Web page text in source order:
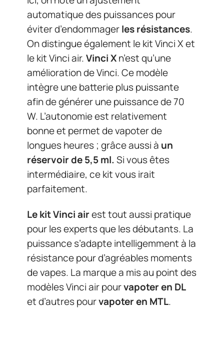
automatique des puissances pour
éviter d’endommagerles résistances.
On distingue également le kit Vinci X et
le kit Vinci air.Vinci Xn’est qu’une
amélioration de Vinci. Ce modèle
intègre une batterie plus puissante
afin de générer une puissance de 70
W. L’autonomie est relativement
bonne et permet de vapoter de
longues heures ; grâce aussi à un
réservoir de 5,5 ml. Si vous êtes
intermédiaire, ce kit vous irait
parfaitement.
Le kit Vinci airest tout aussi pratique
pour les experts que les débutants. La
puissance s’adapte intelligemment à la
résistance pour d’agréables moments
de vapes. La marque a mis au point des
modèles Vinci air pourvapoter en DL
et d’autres pourvapoter en MTL.